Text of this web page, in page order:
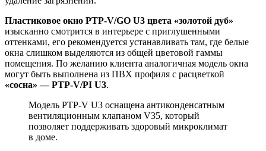
Пластиковое окно PTP-V/GO U3 цвета «золотой дуб»
изысканно смотрится в интерьере с приглушенными
оттенками, его рекомендуется устанавливать там, где белые
окна слишком выделяются из общей цветовой гаммы
помещения. По желанию клиента аналогичная модель окна
могут быть выполнена из ПВХ профиля с расцветкой
«сосна» — PTP-V/PI U3.
Модель PTP-V U3 оснащена антиконденсатным
вентиляционным клапаном V35, который
позволяет поддерживать здоровый микроклимат
в доме.